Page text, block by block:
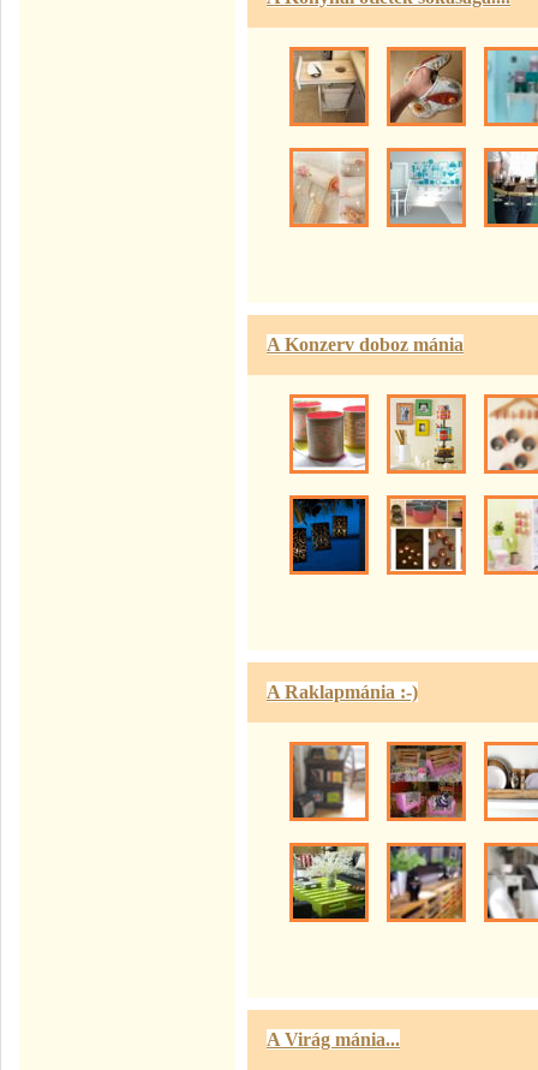
A Konzerv doboz mánia
A Raklapmánia :-)
A Virág mánia...